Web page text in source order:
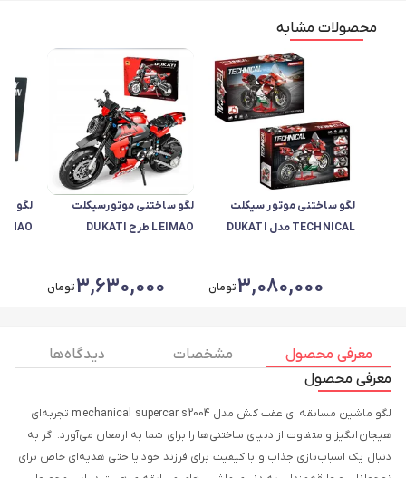
محصولات مشابه
لگو ساختنی موتور سیکلت
TECHNICAL مدل DUKATI
3,080,000تومان
لگو ساختنی موتورسیکلت
LEIMAO طرح DUKATI
3,630,000تومان
لگو
معرفی محصول مشخصات
دیدگاه ها
معرفی محصول
لگو ماشین مسابقه ای عقب کش مدل mechanical supercar s2004 تجربه‌ای
هیجان‌انگیز و متفاوت از دنیای ساختنی‌ها را برای شما به ارمغان می‌آورد. اگر به
دنبال یک اسباب‌بازی جذاب و با کیفیت برای فرزند خود یا حتی هدیه‌ای خاص برای